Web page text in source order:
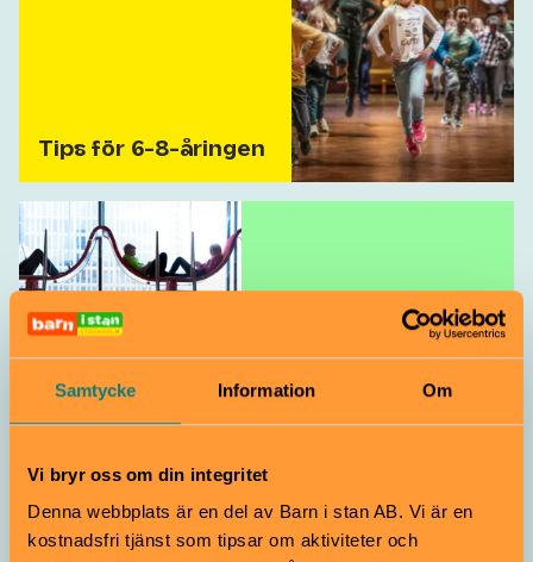
Samtycke Information Om
Vi bryr oss om din integritet
Denna webbplats är en del av Barn i stan AB. Vi är en
kostnadsfri tjänst som tipsar om aktiviteter och
Tips för 6-8-åringen
Tips för 9-12-
åringen